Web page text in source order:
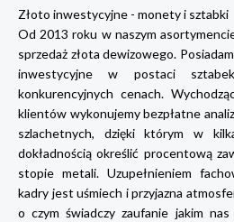
Złoto inwestycyjne - monety i sztabki
Od 2013 roku w naszym
sprzedaż złota dewizowego.
inwestycyjne w postaci
konkurencyjnych cenach.
klientów wykonujemy bezpłatne
szlachetnych, dzięki którym w
dokładnością określić procentową
stopie metali. Uzupełnieniem
kadry jest uśmiech i przyjazna
o czym świadczy zaufanie jakim